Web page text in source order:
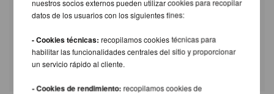
del muslo
inferior
36cm 38,5cm 41cm
Nota: Este producto está fabricado con
material fino. Por favor, póngase con cuidado.
nuestros socios externos pueden utilizar cookies para recopilar
datos de los usuarios con los siguientes fines:
- Cookies técnicas:recopilamos cookies técnicas para
habilitar las funcionalidades centrales del sitio y proporcionar
un servicio rápido al cliente.
- Cookies de rendimiento: recopilamos cookies de